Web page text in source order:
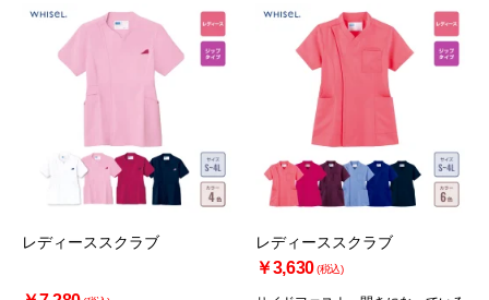
レディーススクラブ レディーススクラブ
￥3,630(税込)